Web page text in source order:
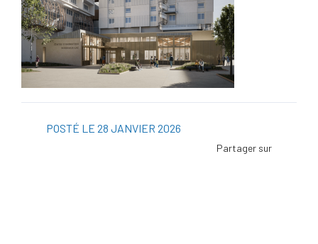
POSTÉ LE 28 JANVIER 2026
Twitter
Viadeo
ScoopIt